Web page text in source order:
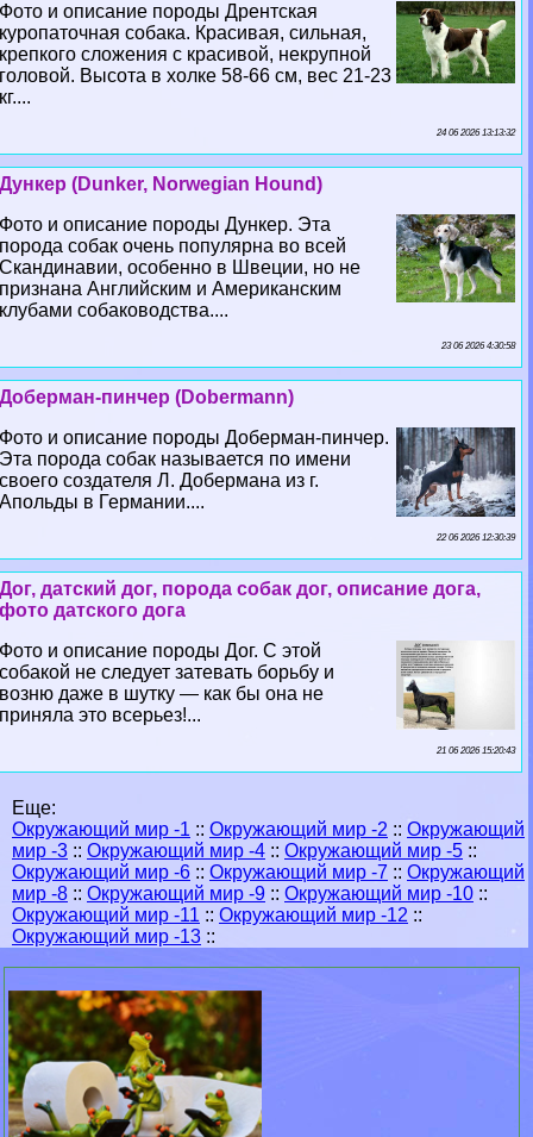
Фото и описание породы Дрентская
куропаточная собака. Красивая, сильная,
крепкого сложения с красивой, некрупной
головой. Высота в холке 58-66 см, вес 21-23
кг....
24 06 2026 13:13:32
Дункер (Dunker, Norwegian Hound)
Фото и описание породы Дункер. Эта
порода собак очень популярна во всей
Скандинавии, особенно в Швеции, но не
признана Английским и Американским
клубами собаководства....
23 06 2026 4:30:58
Доберман-пинчер (Dobermann)
Фото и описание породы Доберман-пинчер.
Эта порода собак называется по имени
своего создателя Л. Добермана из г.
Апольды в Германии....
22 06 2026 12:30:39
Дог, датский дог, порода собак дог, описание дога,
фото датского дога
Фото и описание породы Дог. С этой
собакой не следует затевать борьбу и
возню даже в шутку — как бы она не
приняла это всерьез!...
21 06 2026 15:20:43
Еще:
Окружающий мир -1 :: Окружающий мир -2 :: Окружающий
мир -3 :: Окружающий мир -4 :: Окружающий мир -5 ::
Окружающий мир -6 :: Окружающий мир -7 :: Окружающий
мир -8 :: Окружающий мир -9 :: Окружающий мир -10 ::
Окружающий мир -11 :: Окружающий мир -12 ::
Окружающий мир -13 ::